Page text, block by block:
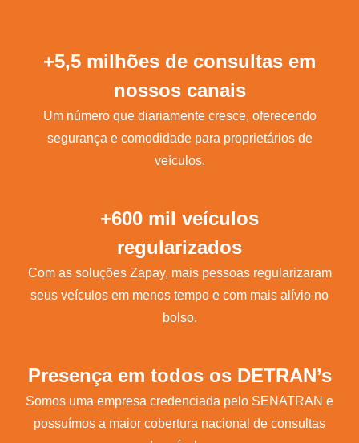
+5,5 milhões de consultas em
nossos canais
Um número que diariamente cresce, oferecendo
segurança e comodidade para proprietários de
veículos.
+600 mil veículos
regularizados
Com as soluções Zapay, mais pessoas regularizaram
seus veículos em menos tempo e com mais alívio no
bolso.
Presença em todos os DETRAN’s
Somos uma empresa credenciada pelo SENATRAN e
possuímos a maior cobertura nacional de consultas